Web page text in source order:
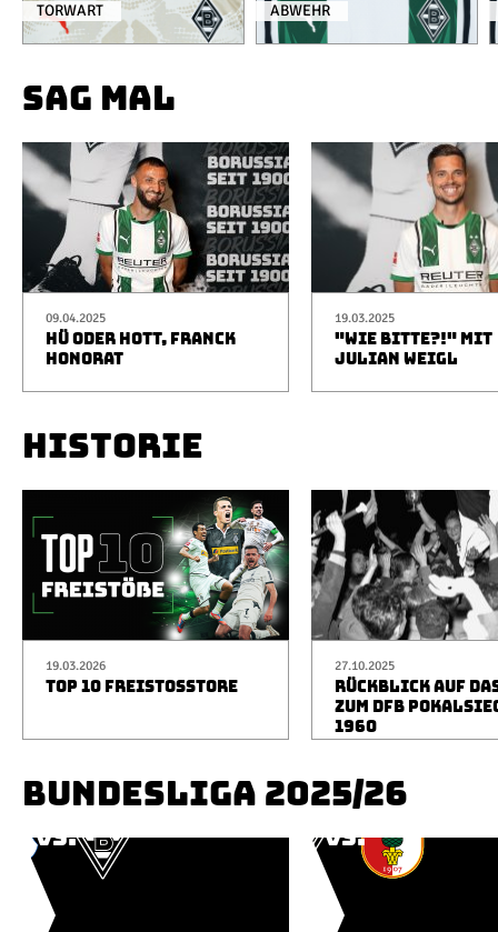
TORWART ABWEHR
SAG MAL
09.04.2025
HÜ ODER HOTT, FRANCK
HONORAT
19.03.2025
"WIE BITTE?!" MIT
JULIAN WEIGL
HISTORIE
19.03.2026
TOP 10 FREISTOSSTORE
27.10.2025
RÜCKBLICK AUF
ZUM DFB
1960
BUNDESLIGA 2025/26